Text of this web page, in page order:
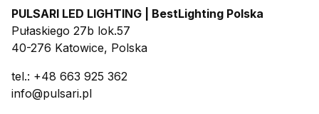
PULSARI LED LIGHTING | BestLighting Polska
Pułaskiego 27b lok.57
40-276 Katowice, Polska
tel.: +48 663 925 362
info@pulsari.pl